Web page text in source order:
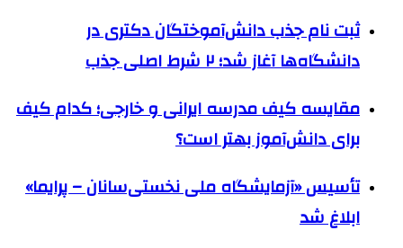
ثبت نام جذب دانش‌آموختگان دکتری در
دانشگاه‌ها آغاز شد؛ ۲ شرط اصلی جذب
مقایسه کیف مدرسه ایرانی و خارجی؛ کدام کیف
برای دانش‌آموز بهتر است؟
تأسیس «آزمایشگاه ملی نخستی‌سانان – پرایما»
ابلاغ شد